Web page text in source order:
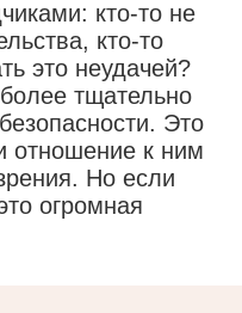
кто-то не
кто-то
это неудачей?
тщательно
Это
отношение к ним
Но если
огромная